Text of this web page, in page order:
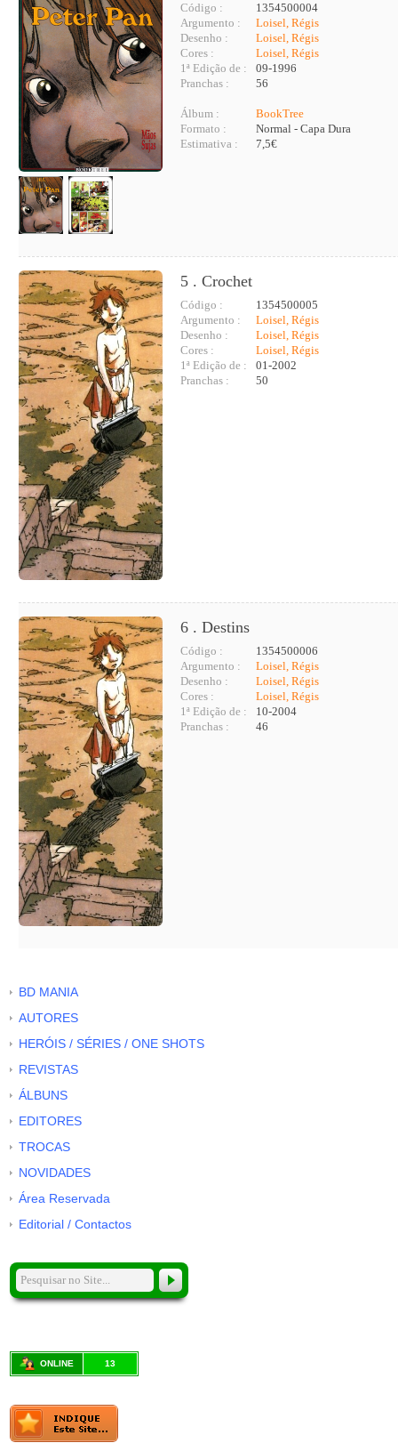
Código :
1354500004
Argumento :
Loisel, Régis
Desenho :
Loisel, Régis
Cores :
Loisel, Régis
1ª Edição de :
09-1996
Pranchas :
56
Álbum :
BookTree
Formato :
Normal - Capa Dura
Estimativa :
7,5€
5 . Crochet
Código :
1354500005
Argumento :
Loisel, Régis
Desenho :
Loisel, Régis
Cores :
Loisel, Régis
1ª Edição de :
01-2002
Pranchas :
50
6 . Destins
Código :
1354500006
Argumento :
Loisel, Régis
Desenho :
Loisel, Régis
Cores :
Loisel, Régis
1ª Edição de :
10-2004
Pranchas :
46
BD MANIA
AUTORES
HERÓIS / SÉRIES / ONE SHOTS
REVISTAS
ÁLBUNS
EDITORES
TROCAS
NOVIDADES
Área Reservada
Editorial / Contactos
ONLINE 13